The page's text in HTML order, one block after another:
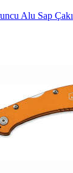
Alu Sap Çakı